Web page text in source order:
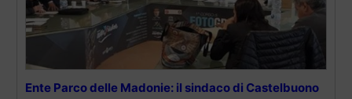
Ente Parco delle Madonie: il sindaco di Castelbuono